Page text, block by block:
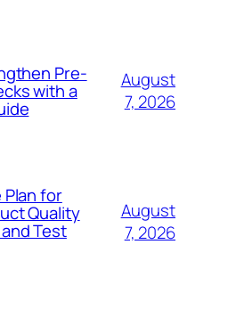
Pre-
with a
August
7, 2026
for
Quality
Test
August
7, 2026